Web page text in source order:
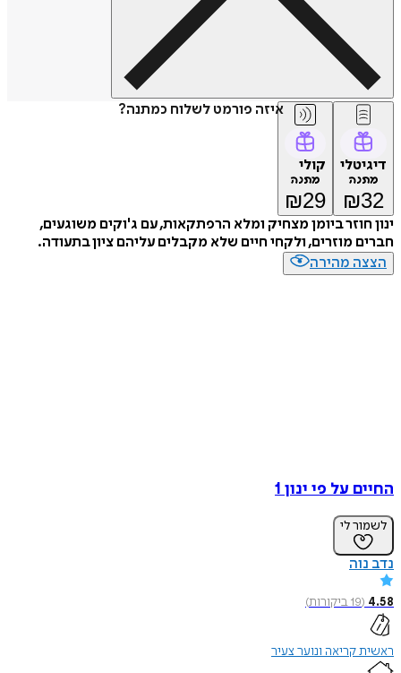
איזה פורמט לשלוח כמתנה?
דיגיטלי
מתנה
₪32
קולי
מתנה
₪29
ינון חוזר ביומן מצחיק ומלא הרפתקאות, עם ג'וקים משוגעים,
חברים מוזרים, ולקחי חיים שלא מקבלים עליהם ציון בתעודה.
הצצה מהירה
החיים על פי ינון 1
לשמור לי
נדב נוה
4.58
(
19ביקורות)
ראשית קריאה ונוער צעיר